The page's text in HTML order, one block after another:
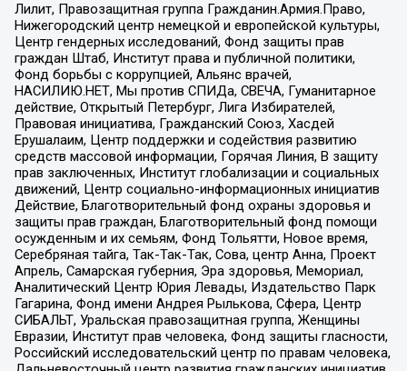
Лилит, Правозащитная группа Гражданин.Армия.Право,
Нижегородский центр немецкой и европейской культуры,
Центр гендерных исследований, Фонд защиты прав
граждан Штаб, Институт права и публичной политики,
Фонд борьбы с коррупцией, Альянс врачей,
НАСИЛИЮ.НЕТ, Мы против СПИДа, СВЕЧА, Гуманитарное
действие, Открытый Петербург, Лига Избирателей,
Правовая инициатива, Гражданский Союз, Хасдей
Ерушалаим, Центр поддержки и содействия развитию
средств массовой информации, Горячая Линия, В защиту
прав заключенных, Институт глобализации и социальных
движений, Центр социально-информационных инициатив
Действие, Благотворительный фонд охраны здоровья и
защиты прав граждан, Благотворительный фонд помощи
осужденным и их семьям, Фонд Тольятти, Новое время,
Серебряная тайга, Так-Так-Так, Сова, центр Анна, Проект
Апрель, Самарская губерния, Эра здоровья, Мемориал,
Аналитический Центр Юрия Левады, Издательство Парк
Гагарина, Фонд имени Андрея Рылькова, Сфера, Центр
СИБАЛЬТ, Уральская правозащитная группа, Женщины
Евразии, Институт прав человека, Фонд защиты гласности,
Российский исследовательский центр по правам человека,